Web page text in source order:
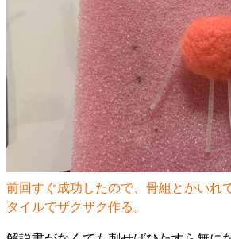
前回すぐ成功したので、骨組とかいれ
タイルでザクザク作る。